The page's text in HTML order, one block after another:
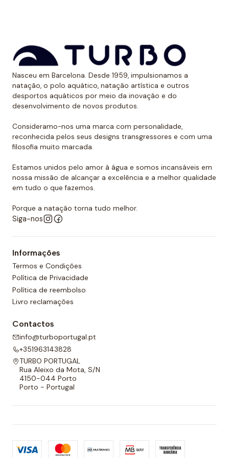
muito tempo sem sofrer desgaste.
Uso recomendado de calção para
polo aquático
Da Turbo recomendamos usar o calção para praticar
polo aquático ou treinar natação. Como se encaixa
perfeitamente no corpo, dificulta que o jogador de
polo aquático seja agarrado pelos rivais, algo de vital
importância. Além disso, nossos calções não arrastam
água durante o movimento, melhorando a mobilidade
do homem que os usa. É por isso que eles podem ser
usados sem qualquer problema para natação ou
desportos aquáticos semelhantes.
Além disso, todos os calções de polo aquático têm
um forro completo na frente e nas costas e um
cordão ajustável para melhor adaptabilidade.
Nasceu em Barcelona. Desde 1959, impulsionamos a
natação, o polo aquático, natação artística e outros
desportos aquáticos por meio da inovação e do
desenvolvimento de novos produtos.
Consideramo-nos uma marca com personalidade,
reconhecida pelos seus designs transgressores e com uma
filosofia muito marcada.
Estamos unidos pelo amor à água e somos incansáveis em
nossa missão de alcançar a excelência e a melhor qualidade
em tudo o que fazemos.
Porque a natação torna tudo melhor.
Siga-nos
Informações
Termos e Condições
Política de Privacidade
Política de reembolso
Livro reclamações
Contactos
info@turboportugal.pt
+351963143828
TURBO PORTUGAL
Rua Aleixo da Mota, S/N
4150-044 Porto
Porto - Portugal